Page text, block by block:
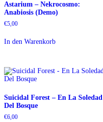
Astarium – Nekrocosmo:
Anabiosis (Demo)
€5,00
In den Warenkorb
Suicidal Forest – En La Soledad
Del Bosque
€6,00